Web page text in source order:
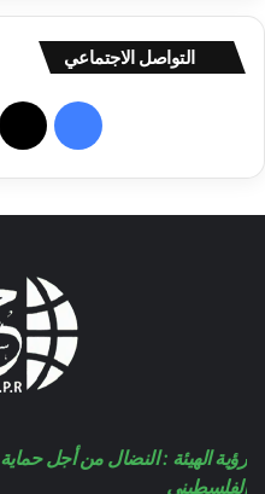
التواصل الاجتماعي
فيسبوك ‫X
رؤية الهيئة : النضال من أجل
الفلسطيني